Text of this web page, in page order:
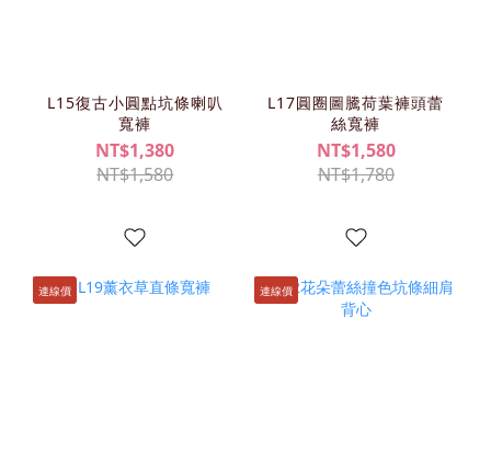
L15復古小圓點坑條喇叭
寬褲
NT$1,380
NT$1,580
L17圓圈圖騰荷葉褲頭蕾
絲寬褲
NT$1,580
NT$1,780
連線價 連線價